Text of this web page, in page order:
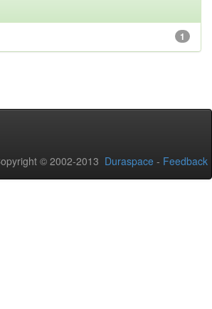
1
© 2002-2013 Duraspace - Feedback